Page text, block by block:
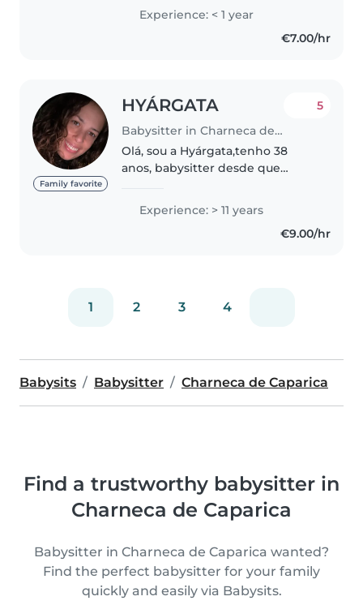
Experience: < 1 year
€7.00/hr
Family favorite
HYÁRGATA
Babysitter in Charneca de Caparica
5
Olá, sou a Hyárgata,tenho 38
anos, babysitter desde que
crianças.Sou formada em auxiar
de educação infantil. Bastante
animada e sempre atenciosa.Não
Experience: > 11 years
€9.00/hr
1 2 3 4
Babysits Babysitter Charneca de Caparica
Find a trustworthy babysitter in
Charneca de Caparica
Babysitter in Charneca de Caparica wanted?
Find the perfect babysitter for your family
quickly and easily via Babysits.